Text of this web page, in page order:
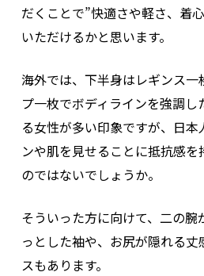
だくことで”快適さや軽さ、着
いただけるかと思います。
海外では、下半身はレギンス一
プ一枚でボディラインを強調
る女性が多い印象ですが、日本
ンや肌を見せることに抵抗感
のではないでしょうか。
そういった方に向けて、二の
っとした袖や、お尻が隠れる
スもあります。